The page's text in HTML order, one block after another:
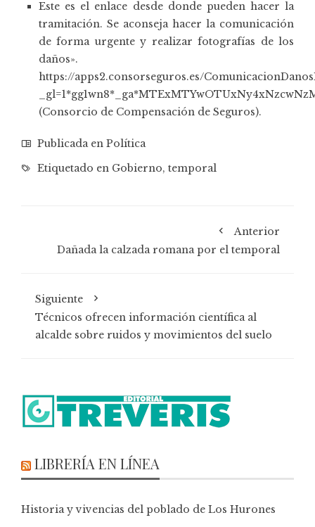
Este es el enlace desde donde pueden hacer la
tramitación. Se aconseja hacer la comunicación
de forma urgente y realizar fotografías de los
daños».
https://apps2.consorseguros.es/
(Consorcio de Compensación de Seguros).
Publicada en Política
Etiquetado en Gobierno, temporal
Anterior
Dañada la calzada romana por el temporal
Siguiente
Técnicos ofrecen información científica al
alcalde sobre ruidos y movimientos del suelo
LIBRERÍA EN LÍNEA
Historia y vivencias del poblado de Los Hurones